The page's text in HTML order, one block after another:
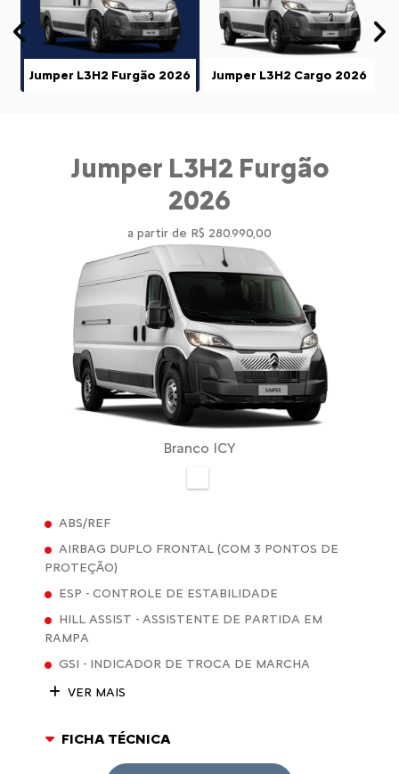
Jumper L3H2 Furgão 2026 Jumper L3H2 Cargo 2026
Anterior
Jumper L3H2 Furgão
2026
a partir de R$ 280.990,00
Branco ICY
ABS/REF
AIRBAG DUPLO FRONTAL (COM 3 PONTOS DE
PROTEÇÃO)
ESP - CONTROLE DE ESTABILIDADE
HILL ASSIST - ASSISTENTE DE PARTIDA EM
RAMPA
GSI - INDICADOR DE TROCA DE MARCHA
VER MAIS
FICHA TÉCNICA